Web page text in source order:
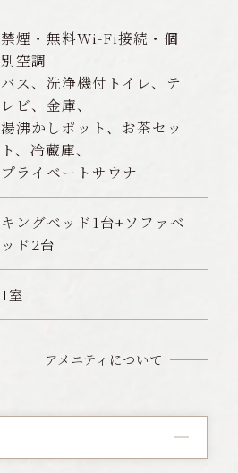
禁煙・無料Wi-Fi接続・個
別空調
バス、洗浄機付トイレ、テ
レビ、金庫、
湯沸かしポット、お茶セッ
ト、冷蔵庫、
プライベートサウナ
キングベッド1台+ソファベ
ッド2台
1室
アメニティについて